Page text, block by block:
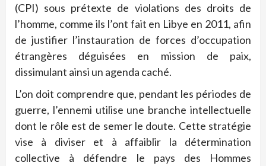
(CPI) sous prétexte de violations des droits de
l’homme, comme ils l’ont fait en Libye en 2011, afin
de justifier l’instauration de forces d’occupation
étrangères déguisées en mission de paix,
dissimulant ainsi un agenda caché.
L’on doit comprendre que, pendant les périodes de
guerre, l’ennemi utilise une branche intellectuelle
dont le rôle est de semer le doute. Cette stratégie
vise à diviser et à affaiblir la détermination
collective à défendre le pays des Hommes